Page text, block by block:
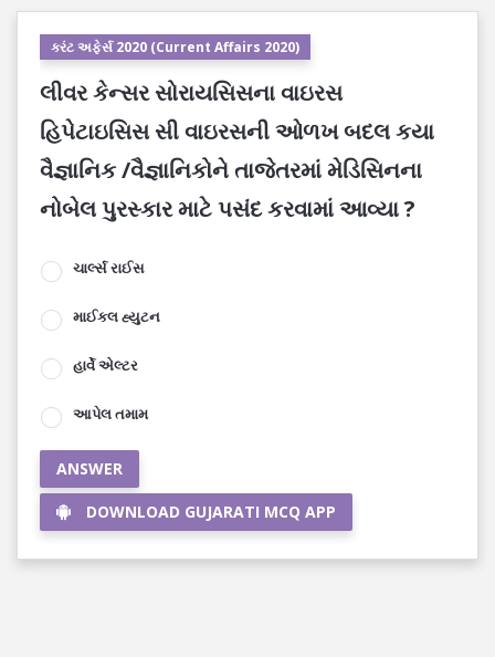
કરંટ અફેર્સ 2020 (Current Affairs 2020)
લીવર કેન્સર સોરાયસિસના વાઇરસ
હિપેટાઇસિસ સી વાઇરસની ઓળખ બદલ કયા
વૈજ્ઞાનિક /વૈજ્ઞાનિકોને તાજેતરમાં મેડિસિનના
નોબેલ પુરસ્કાર માટે પસંદ કરવામાં આવ્યા ?
ચાર્લ્સ રાઈસ
માઈકલ હ્યુટન
હાર્વે એલ્ટર
આપેલ તમામ
ANSWER
DOWNLOAD GUJARATI MCQ APP